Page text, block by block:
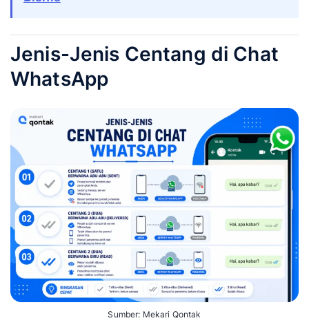
Jenis-Jenis Centang di Chat
WhatsApp
Sumber: Mekari Qontak